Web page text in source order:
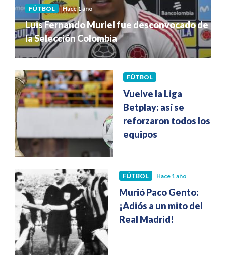
FÚTBOL Hace 1 año
Luis Fernando Muriel fue desconvocado de
la Selección Colombia
FÚTBOL
Vuelve la Liga
Betplay: así se
reforzaron todos los
equipos
FÚTBOL Hace 1 año
Murió Paco Gento:
¡Adiós a un mito del
Real Madrid!